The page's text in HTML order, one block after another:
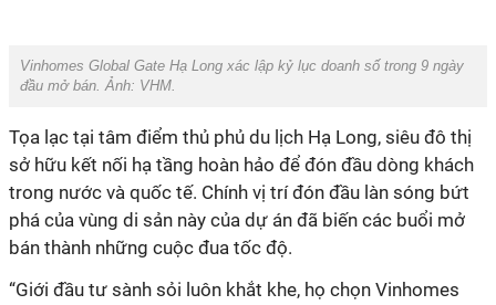
Vinhomes Global Gate Hạ Long xác lập kỷ lục doanh số trong 9 ngày
đầu mở bán. Ảnh: VHM.
Tọa lạc tại tâm điểm thủ phủ du lịch Hạ Long, siêu đô thị
sở hữu kết nối hạ tầng hoàn hảo để đón đầu dòng khách
trong nước và quốc tế. Chính vị trí đón đầu làn sóng bứt
phá của vùng di sản này của dự án đã biến các buổi mở
bán thành những cuộc đua tốc độ.
“Giới đầu tư sành sỏi luôn khắt khe, họ chọn Vinhomes